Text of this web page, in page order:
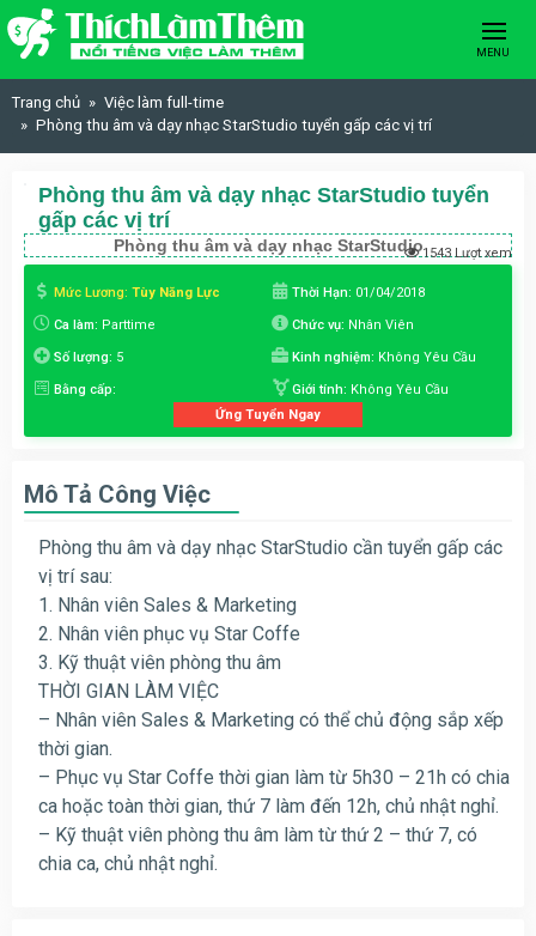
Skip to content
MENU
Trang chủ
Việc làm full-time
Phòng thu âm và dạy nhạc StarStudio tuyển gấp các vị trí
Phòng thu âm và dạy nhạc StarStudio tuyển
gấp các vị trí
Phòng thu âm và dạy nhạc StarStudio1543 Lượt xem
Mức Lương: Tùy Năng Lực Thời Hạn: 01/04/2018
Ca làm: Parttime Chức vụ: Nhân Viên
Số lượng: 5 Kinh nghiệm: Không Yêu Cầu
Bằng cấp: Giới tính: Không Yêu Cầu
Ứng Tuyển Ngay
Mô Tả Công Việc
Phòng thu âm và dạy nhạc StarStudio cần tuyển gấp các
vị trí sau:
1. Nhân viên Sales & Marketing
2. Nhân viên phục vụ Star Coffe
3. Kỹ thuật viên phòng thu âm
THỜI GIAN LÀM VIỆC
– Nhân viên Sales & Marketing có thể chủ động sắp xếp
thời gian.
– Phục vụ Star Coffe thời gian làm từ 5h30 – 21h có chia
ca hoặc toàn thời gian, thứ 7 làm đến 12h, chủ nhật nghỉ.
– Kỹ thuật viên phòng thu âm làm từ thứ 2 – thứ 7, có
chia ca, chủ nhật nghỉ.